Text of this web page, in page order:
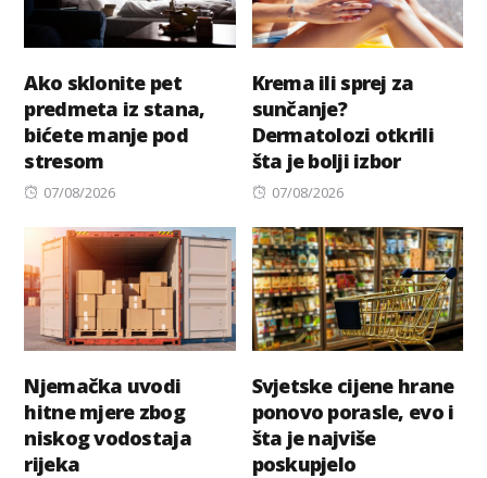
Ako sklonite pet
predmeta iz stana,
bićete manje pod
stresom
Posted
07/08/2026
Krema ili sprej za
sunčanje?
Dermatolozi otkrili
šta je bolji izbor
Posted
07/08/2026
Njemačka uvodi
hitne mjere zbog
niskog vodostaja
rijeka
Svjetske cijene hrane
ponovo porasle, evo i
šta je najviše
poskupjelo